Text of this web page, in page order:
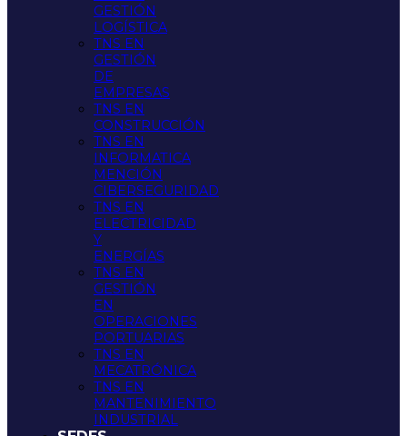
GESTIÓN
LOGÍSTICA
TNS EN
GESTIÓN
DE
EMPRESAS
TNS EN
CONSTRUCCIÓN
TNS EN
INFORMATICA
MENCIÓN
CIBERSEGURIDAD
TNS EN
ELECTRICIDAD
Y
ENERGÍAS
TNS EN
GESTIÓN
EN
OPERACIONES
PORTUARIAS
TNS EN
MECATRÓNICA
TNS EN
MANTENIMIENTO
INDUSTRIAL